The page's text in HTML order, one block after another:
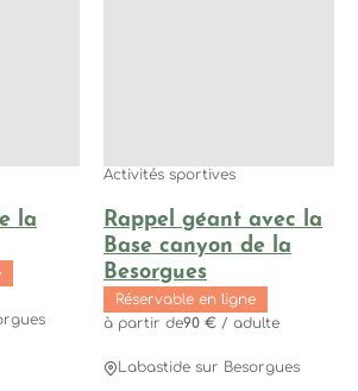
la
Rappel géant avec la
Base canyon de la
Besorgues
Activités sportives
Réservable en ligne
à partir de90 € / adulte
Labastide sur Besorgues